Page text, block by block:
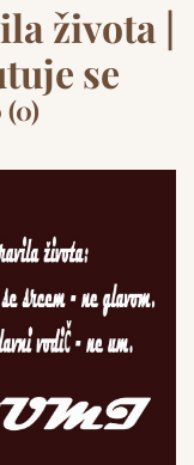
života |
se
(0)